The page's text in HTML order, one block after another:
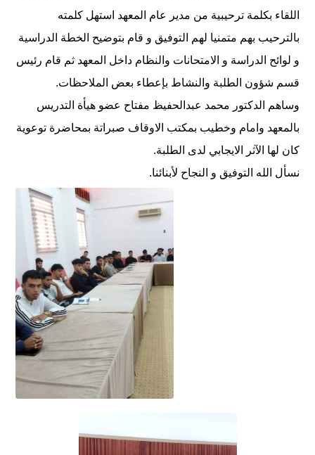
اللقاء بكلمة ترحيبية من مدير عام المعهد استهل كلمته
بالترحيب بهم متمنيا لهم التوفيق و قام بتوضيح الخطة الدراسية
و لوائح الدراسة و الامتحانات والنظام داخل المعهد ثم قام رئيس
قسم شؤون الطلبة والنشاط بإعطاء بعض الملاحظات.
وساهم الدكتور محمد عبدالحفيظ مفتاح عضو هيأة التدريس
بالمعهد وامام وخطيب بمكتب الاوقاف صبراتة بمحاضرة توعوية
كان لها الآثر الايجابي لدى الطلبة.
نسأل الله التوفيق و النجاح لأبنائنا.